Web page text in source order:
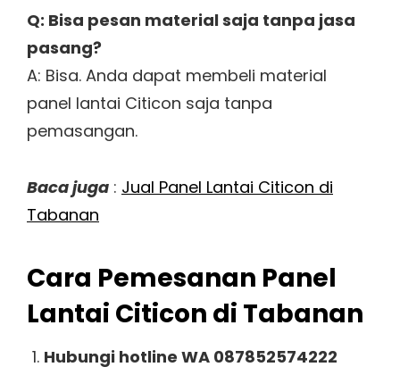
Q: Bisa pesan material saja tanpa jasa
pasang?
A: Bisa. Anda dapat membeli material
panel lantai Citicon saja tanpa
pemasangan.
Baca juga : Jual Panel Lantai Citicon di
Tabanan
Cara Pemesanan Panel
Lantai Citicon di Tabanan
Hubungi hotline WA 087852574222